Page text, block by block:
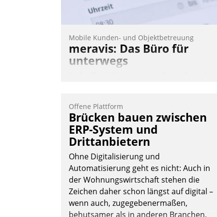
Mobile Kunden- und Objektbetreuung
meravis: Das Büro für
unterwegs
Mitarbeiter von Datatrain. Die meravis
Wohnungsbau- und Immobilien GmbH
hat sich dabei für den Betrieb der Lösung
über die SAP Cloud Platform entschieden
- als erstes Unternehmen am
Wohnungsmarkt.
Andreas Lerchner
Offene Plattform
Brücken bauen zwischen
ERP-System und
Drittanbietern
Ohne Digitalisierung und
Automatisierung geht es nicht: Auch in
der Wohnungswirtschaft stehen die
Zeichen daher schon längst auf digital –
wenn auch, zugegebenermaßen,
behutsamer als in anderen Branchen.